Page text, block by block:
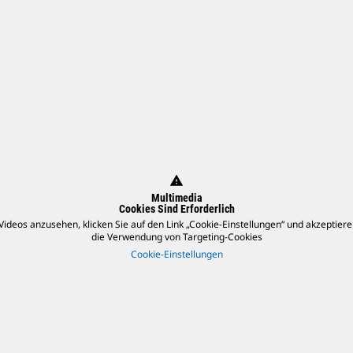
warning
Multimedia
Cookies Sind Erforderlich
anzusehen, klicken Sie auf den Link „Cookie-Einstellungen“ und
die Verwendung von Targeting-Cookies
Cookie-Einstellungen